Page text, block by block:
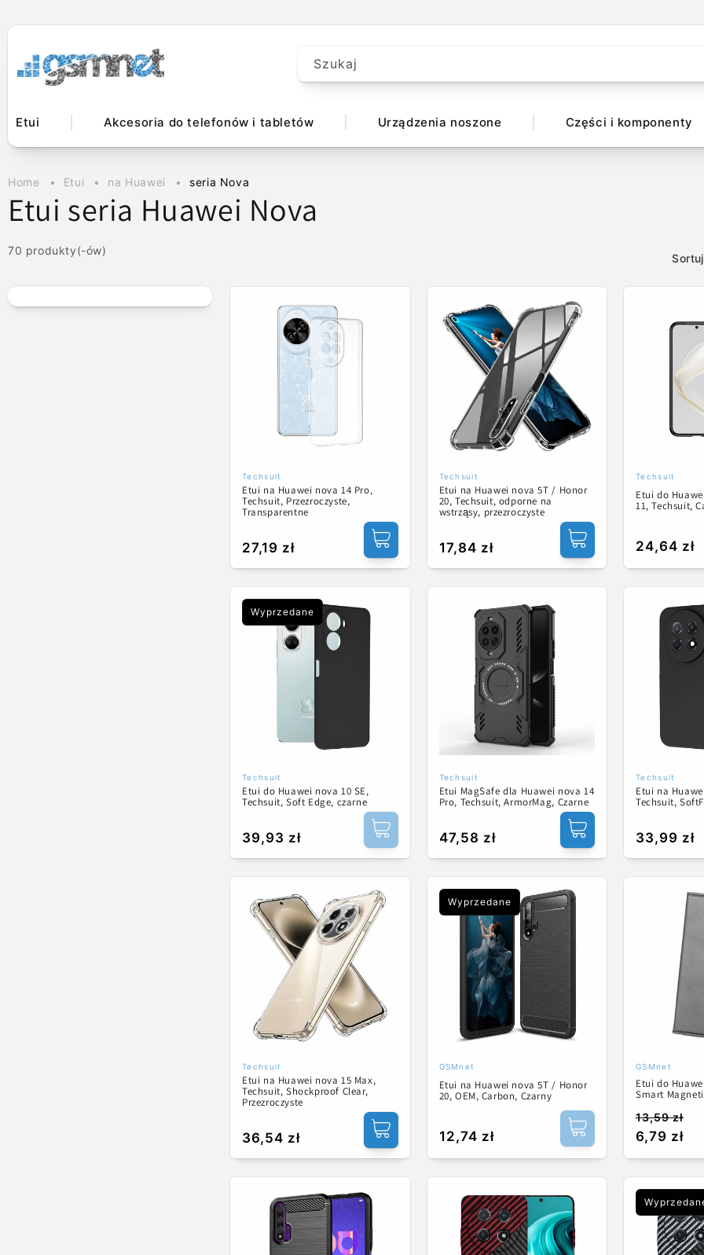
Szukaj
Etui Akcesoria do telefonów i tabletów Urządzenia noszone Części i komponenty
Home Etui na Huawei seria Nova
K
o
l
e
Etui seria Huawei Nova
70 produkty(-ów)
Dostawca:
Techsuit
Etui na Huawei nova 14 Pro,
Techsuit, Przezroczyste,
Transparentne
Cena
regularna
27,19 zł
Dostawca:
Techsuit
Etui na Huawei nova 5T / Honor
20, Techsuit, odporne na
wstrząsy, przezroczyste
Cena
regularna
17,84 zł
Dostawca:
Techsuit
Etui do
11, Techsuit,
Cena
regularna
24,64 zł
Wyprzedane
Dostawca:
Techsuit
Etui do Huawei nova 10 SE,
Techsuit, Soft Edge, czarne
Cena
regularna
39,93 zł
Dostawca:
Techsuit
Etui MagSafe dla Huawei nova 14
Pro, Techsuit, ArmorMag, Czarne
Cena
regularna
47,58 zł
Dostawca:
Techsuit
Etui na
Techsuit,
Cena
regularna
33,99 zł
Dostawca:
Techsuit
Etui na Huawei nova 15 Max,
Techsuit, Shockproof Clear,
Przezroczyste
Cena
regularna
36,54 zł
Wyprzedane
Dostawca:
GSMnet
Etui na Huawei nova 5T / Honor
20, OEM, Carbon, Czarny
Cena
regularna
12,74 zł
Dostawca:
GSMnet
Etui do
Smart
Cena
13,59 zł
Cena
6,79 zł